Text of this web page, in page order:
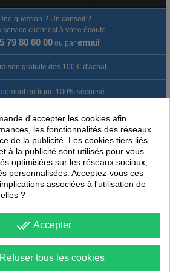
question ? Un conseil ?
service client est à votre écoute.
79 80 60 00ou par email
gratuite dès 100 € d'achat.
en ligne 100% sécurisé
Paiement par virement
ou remboursé jusqu'à 60 jours
QUE CES ARTICLES
VOUS INTÉRESSER
-30% -50
d'accepter les cookies afin
les fonctionnalités des réseaux
de la publicité. Les cookies tiers liés
à la publicité sont utilisés pour vous
optimisées sur les réseaux sociaux,
personnalisées. Acceptez-vous ces
associées à l'utilisation de
?
done_all Accepter
Refuser tous les cookies